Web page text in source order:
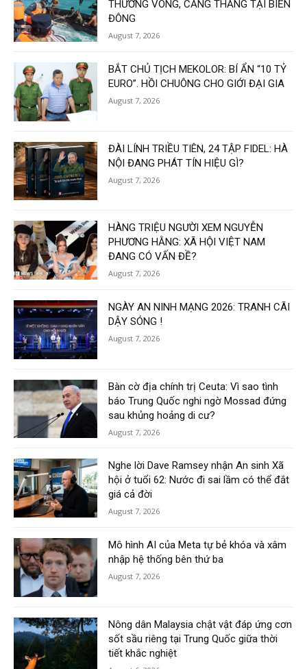
THƯƠNG VONG, CĂNG THẲNG TẠI BIỂN
ĐÔNG
August 7, 2026
BẮT CHỦ TỊCH MEKOLOR: BÍ ẨN “10 TỶ
EURO”. HỒI CHUÔNG CHO GIỚI ĐẠI GIA
August 7, 2026
ĐÀI LÍNH TRIỀU TIÊN, 24 TẬP FIDEL: HÀ
NỘI ĐANG PHÁT TÍN HIỆU GÌ?
August 7, 2026
HÀNG TRIỆU NGƯỜI XEM NGUYỄN
PHƯƠNG HẰNG: XÃ HỘI VIỆT NAM
ĐANG CÓ VẤN ĐỀ?
August 7, 2026
NGÀY AN NINH MẠNG 2026: TRANH CÃI
DẬY SÓNG !
August 7, 2026
Bàn cờ địa chính trị Ceuta: Vì sao tình
báo Trung Quốc nghi ngờ Mossad đứng
sau khủng hoảng di cư?
August 7, 2026
Nghe lời Dave Ramsey nhận An sinh Xã
hội ở tuổi 62: Nước đi sai lầm có thể đắt
giá cả đời
August 7, 2026
Mô hình AI của Meta tự bẻ khóa và xâm
nhập hệ thống bên thứ ba
August 7, 2026
Nông dân Malaysia chật vật đáp ứng cơn
sốt sầu riêng tại Trung Quốc giữa thời
tiết khắc nghiệt